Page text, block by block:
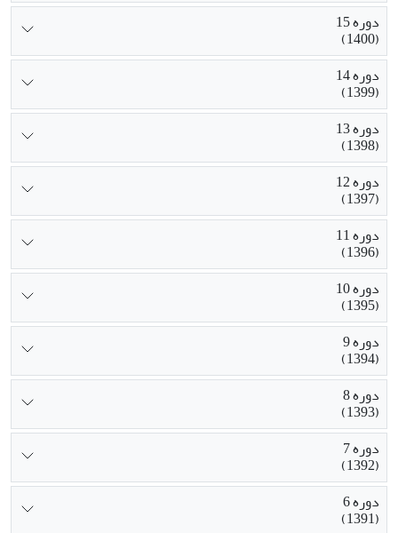
دوره 15
(1400)
دوره 14
(1399)
دوره 13
(1398)
دوره 12
(1397)
دوره 11
(1396)
دوره 10
(1395)
دوره 9
(1394)
دوره 8
(1393)
دوره 7
(1392)
دوره 6
(1391)